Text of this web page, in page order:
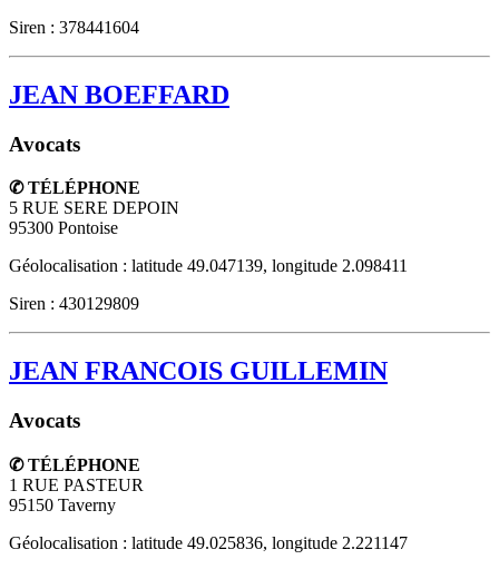
Siren : 378441604
JEAN BOEFFARD
Avocats
✆ TÉLÉPHONE
5 RUE SERE DEPOIN
95300 Pontoise
Géolocalisation : latitude 49.047139, longitude 2.098411
Siren : 430129809
JEAN FRANCOIS GUILLEMIN
Avocats
✆ TÉLÉPHONE
1 RUE PASTEUR
95150 Taverny
Géolocalisation : latitude 49.025836, longitude 2.221147